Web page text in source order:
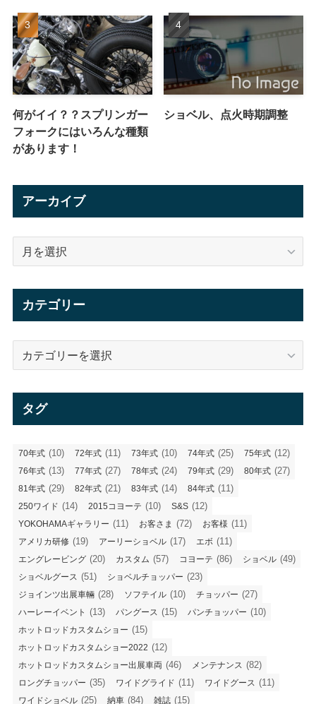
何がイイ？？スプリンガー
フォークにはいろんな種類
があります！
ショベル、点火時期調整
アーカイブ
カテゴリー
タグ
70年式 (10) 72年式 (11) 73年式 (10) 74年式 (25) 75年式 (12)
76年式 (13) 77年式 (27) 78年式 (24) 79年式 (29) 80年式 (27)
81年式 (29) 82年式 (21) 83年式 (14) 84年式 (11)
250ワイド (14) 2015コヨーテ (10) S&S (12)
YOKOHAMAギャラリー (11) お客さま (72) お客様 (11)
アメリカ研修 (19) アーリーショベル (17) エボ (11)
エングレービング (20) カスタム (57) コヨーテ (86) ショベル (49)
ショベルグース (51) ショベルチョッパー (23)
ジョインツ出展車輛 (28) ソフテイル (10) チョッパー (27)
ハーレーイベント (13) パングース (15) パンチョッパー (10)
ホットロッドカスタムショー (15)
ホットロッドカスタムショー2022 (12)
ホットロッドカスタムショー出展車両 (46) メンテナンス (82)
ロングチョッパー (35) ワイドグライド (11) ワイドグース (11)
ワイドショベル (25) 納車 (84) 雑誌 (15)